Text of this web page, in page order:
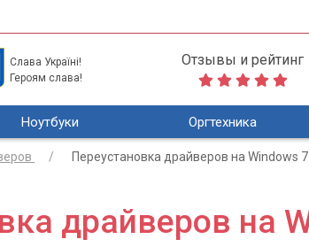
Слава Україні!
Героям слава!
Отзывы и рейтинг
Ноутбуки Оргтехника
Переустановка драйверов на Windows 7
драйверов на